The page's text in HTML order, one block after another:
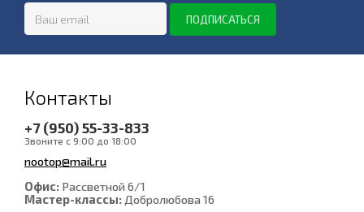
Контакты
+7 (950) 55-33-833
Звоните с 9:00 до 18:00
nootop@mail.ru
Офис: Рассветной 6/1
Мастер-классы: Добролюбова 16